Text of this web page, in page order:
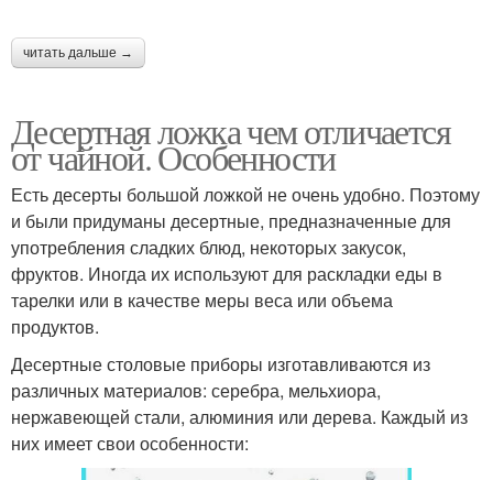
читать дальше →
Десертная ложка чем отличается
от чайной. Особенности
Есть десерты большой ложкой не очень удобно. Поэтому
и были придуманы десертные, предназначенные для
употребления сладких блюд, некоторых закусок,
фруктов. Иногда их используют для раскладки еды в
тарелки или в качестве меры веса или объема
продуктов.
Десертные столовые приборы изготавливаются из
различных материалов: серебра, мельхиора,
нержавеющей стали, алюминия или дерева. Каждый из
них имеет свои особенности: